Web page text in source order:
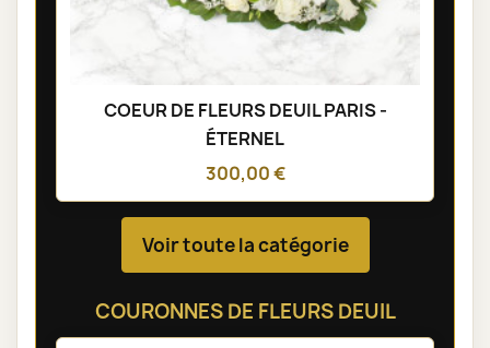
COEUR DE FLEURS DEUIL PARIS -
ÉTERNEL
300,00 €
Voir toute la catégorie
COURONNES DE FLEURS DEUIL